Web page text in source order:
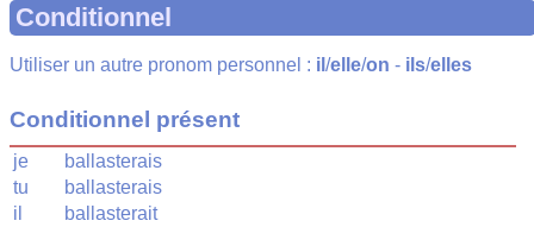
Conditionnel
Utiliser un autre pronom personnel : il /elle/on - ils/elles
Conditionnel présent
je
ballasterais
tu
ballasterais
il
ballasterait